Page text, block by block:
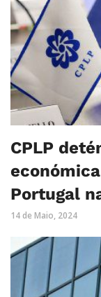
CPLP
Portugal
14 de Maio, 2024